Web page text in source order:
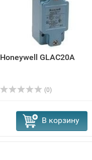
Honeywell GLAC20A
(0)
В корзину